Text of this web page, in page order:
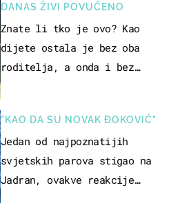
DANAS ŽIVI POVUČENO
Znate li tko je ovo? Kao
dijete ostala je bez oba
roditelja, a onda i bez
"KAO DA SU NOVAK ĐOKOVIĆ"
Jedan od najpoznatijih
svjetskih parova stigao na
Jadran, ovakve reakcije